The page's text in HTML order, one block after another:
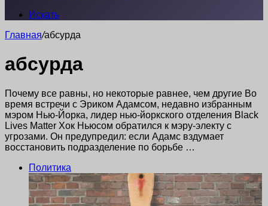
Искать
Главная/абсурда
абсурда
Почему все равны, но некоторые равнее, чем другие Во
время встречи с Эриком Адамсом, недавно избранным
мэром Нью-Йорка, лидер нью-йоркского отделения Black
Lives Matter Хок Ньюсом обратился к мэру-электу с
угрозами. Он предупредил: если Адамс вздумает
восстановить подразделение по борьбе …
Политика